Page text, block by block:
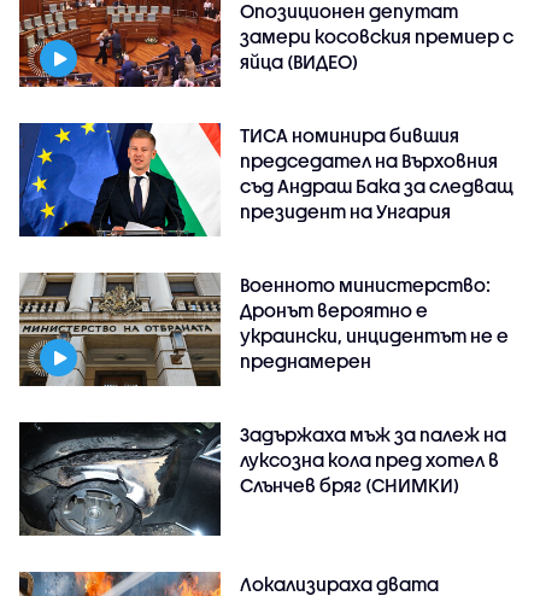
Опозиционен депутат
замери косовския премиер с
яйца (ВИДЕО)
ТИСА номинира бившия
председател на Върховния
съд Андраш Бака за следващ
президент на Унгария
Военното министерство:
Дронът вероятно е
украински, инцидентът не е
преднамерен
Задържаха мъж за палеж на
луксозна кола пред хотел в
Слънчев бряг (СНИМКИ)
Локализираха двата